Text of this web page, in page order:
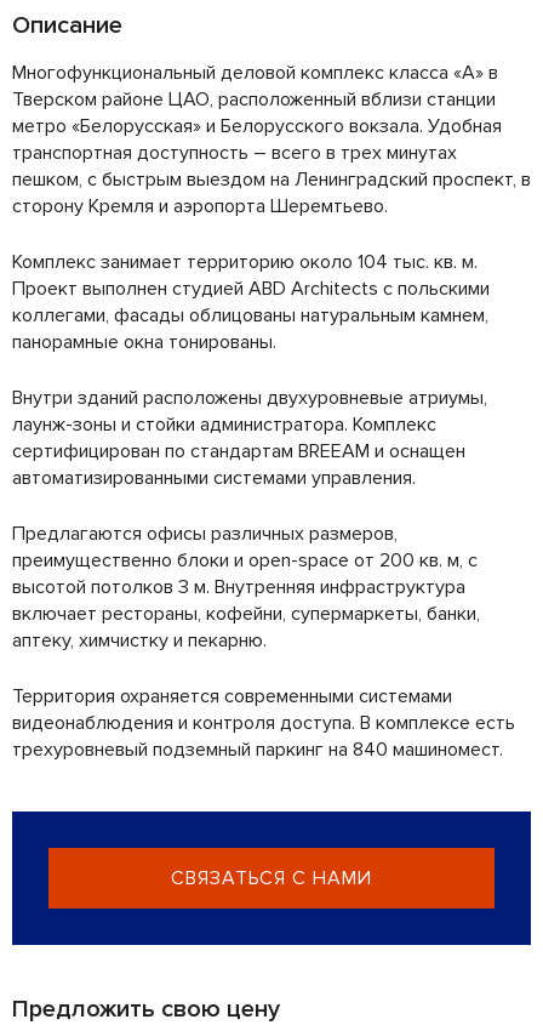
Описание
Многофункциональный деловой комплекс класса «А» в
Тверском районе ЦАО, расположенный вблизи станции
метро «Белорусская» и Белорусского вокзала. Удобная
транспортная доступность – всего в трех минутах
пешком, с быстрым выездом на Ленинградский проспект, в
сторону Кремля и аэропорта Шеремтьево.
Комплекс занимает территорию около 104 тыс. кв. м.
Проект выполнен студией ABD Architects с польскими
коллегами, фасады облицованы натуральным камнем,
панорамные окна тонированы.
Внутри зданий расположены двухуровневые атриумы,
лаунж-зоны и стойки администратора. Комплекс
сертифицирован по стандартам BREEAM и оснащен
автоматизированными системами управления.
Предлагаются офисы различных размеров,
преимущественно блоки и open-space от 200 кв. м, с
высотой потолков 3 м. Внутренняя инфраструктура
включает рестораны, кофейни, супермаркеты, банки,
аптеку, химчистку и пекарню.
Территория охраняется современными системами
видеонаблюдения и контроля доступа. В комплексе есть
трехуровневый подземный паркинг на 840 машиномест.
СВЯЗАТЬСЯ С НАМИ
Предложить свою цену